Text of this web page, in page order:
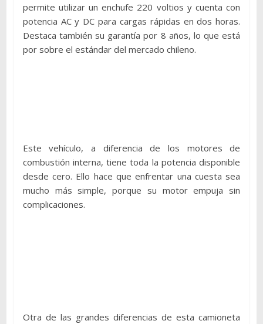
permite utilizar un enchufe 220 voltios y cuenta con
potencia AC y DC para cargas rápidas en dos horas.
Destaca también su garantía por 8 años, lo que está
por sobre el estándar del mercado chileno.
Este vehículo, a diferencia de los motores de
combustión interna, tiene toda la potencia disponible
desde cero. Ello hace que enfrentar una cuesta sea
mucho más simple, porque su motor empuja sin
complicaciones.
Otra de las grandes diferencias de esta camioneta